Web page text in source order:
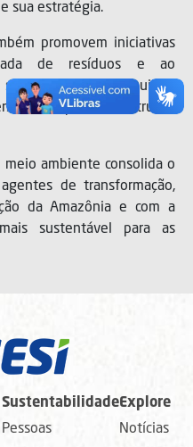
sua estratégia.
promovem iniciativas
de resíduos e ao
contribuindo
e para a construção
meio ambiente consolida o
de transformação,
da Amazônia e com a
sustentável para as
Sustentabilidade
Pessoas
Explore
Notícias